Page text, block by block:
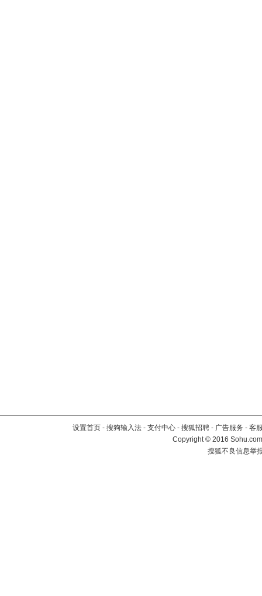
设置首页 - 搜狗输入法 - 支付中心 - 搜狐招聘 - 广告服务 - 客
Copyright©2016
搜狐不良信息举